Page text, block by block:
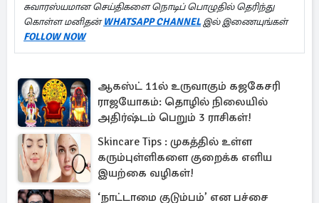
சுவாரஸ்யமான செய்திகளை நொடிப் பொழுதில் தெரிந்து
கொள்ள மனிதன்WHATSAPP CHANNELஇல் இணையுங்கள்
FOLLOW NOW
ஆகஸ்ட் 11ல் உருவாகும் கஜகேசரி
ராஜயோகம்: தொழில் நிலையில்
அதிர்ஷ்டம் பெறும் 3 ராசிகள்!
Skincare Tips : முகத்தில் உள்ள
கரும்புள்ளிகளை குறைக்க எளிய
இயற்கை வழிகள்!
‘நாட்டாமை குடும்பம்’ என பச்சை